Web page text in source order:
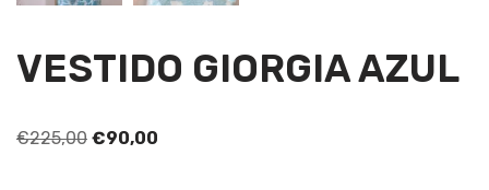
VESTIDO GIORGIA AZUL
€225,00 €90,00